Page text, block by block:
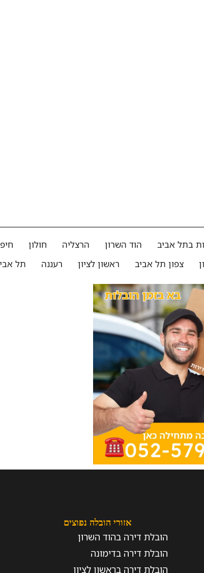
בתל אביב הוד השרון הרצליה חולון
צפון תל אביב ראשון לציון רעננה תל
אזורי הובלה נפוצים
הובלת דירה בהוד השרון
הובלת דירה בדימונה
הובלת דירה בראשון לציון